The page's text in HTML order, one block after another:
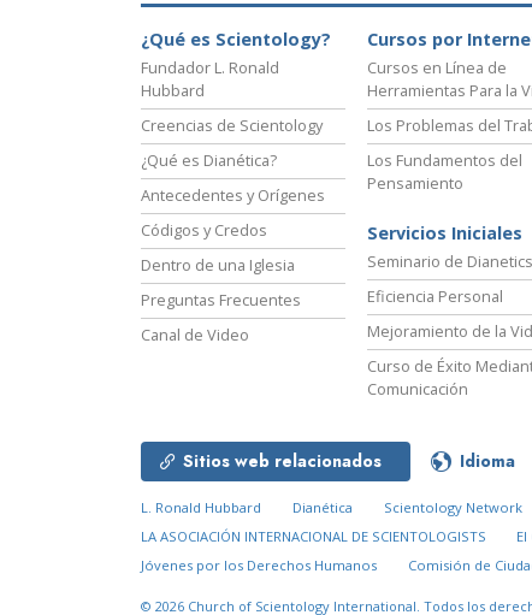
¿Qué es Scientology?
Fundador L. Ronald
Hubbard
Creencias de Scientology
¿Qué es Dianética?
Antecedentes y Orígenes
Códigos y Credos
Dentro de una Iglesia
Preguntas Frecuentes
Canal de Video
Cursos por
Cursos en Línea de
Herramientas Para la
Los Problemas del
Los Fundamentos del
Pensamiento
Servicios Iniciales
Seminario de Dianetics
Eficiencia Personal
Mejoramiento de la
Curso de Éxito
Comunicación
Sitios web relacionados Idioma
L. Ronald Hubbard Dianética Scientology Network
LA ASOCIACIÓN INTERNACIONAL DE SCIENTOLOGISTS
Jóvenes por los Derechos Humanos
Comisión de
© 2026 Church of Scientology International. Todos los